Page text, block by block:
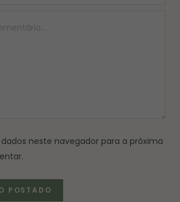
neste navegador para a próxima